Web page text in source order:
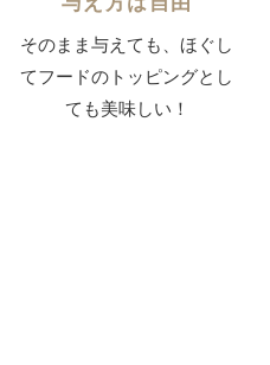
そのまま与えても、ほぐし
てフードのトッピングとし
ても美味しい！